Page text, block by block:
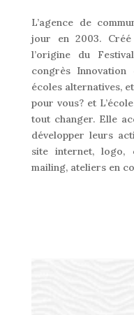
L’agence de
jour en 2003.
l’origine du
congrès
écoles alternatives,
pour vous? et
tout changer. Elle
développer leurs
site internet, logo,
mailing, ateliers en